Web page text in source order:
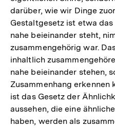
darüber, wie wir Dinge
Gestaltgesetz ist etwa das
nahe beieinander steht,
zusammengehörig war.
inhaltlich
nahe beieinander stehen,
Zusammenhang erkennen
ist das Gesetz der
aussehen, die eine
haben, werden als